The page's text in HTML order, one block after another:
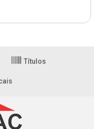
Títulos